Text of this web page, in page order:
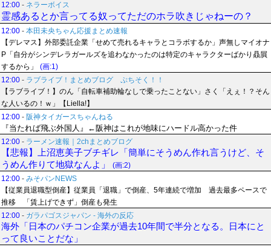
12:00 - ネラーボイス
霊感あるとか言ってる奴ってただのホラ吹きじゃねーの？
12:00 - 本田未央ちゃん応援まとめ速報
【デレマス】外部委託企業「せめて売れるキャラとコラボするか」声無しマイオナ
P「自分がシンデレラガールズを追わなかったのは特定のキャラクターばかり贔屓
するから」
(画:1)
12:00 - ラブライブ！まとめブログ ぷちそく！！
【ラブライブ！】のん「自転車補助輪なしで乗ったことない」さく「えぇ！？そん
な人いるの！ｗ」【Liella!】
12:00 - 阪神タイガースちゃんねる
『当たれば飛ぶ外国人』←阪神はこれが地味にハードル高かった件
12:00 - ラーメン速報｜2chまとめブログ
【悲報】上沼恵美子ブチギレ「簡単にそうめん作れ言うけど、そ
うめん作りて地獄なんよ」
(画:2)
12:00 - みそパンNEWS
【従業員退職型倒産】従業員「退職」で倒産、5年連続で増加 過去最多ペースで
推移 「賃上げできず」倒産も発生
12:00 - ガラパゴスジャパン - 海外の反応
海外「日本のパチコン企業が過去10年間で半分となる。日本にと
って良いことだな」